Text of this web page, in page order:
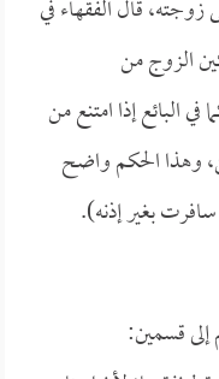
قال الفقهاء في
الزوج من
البائع إذا امتنع من
وهذا الحكم واضح
بغير إذنه).
قسمين: